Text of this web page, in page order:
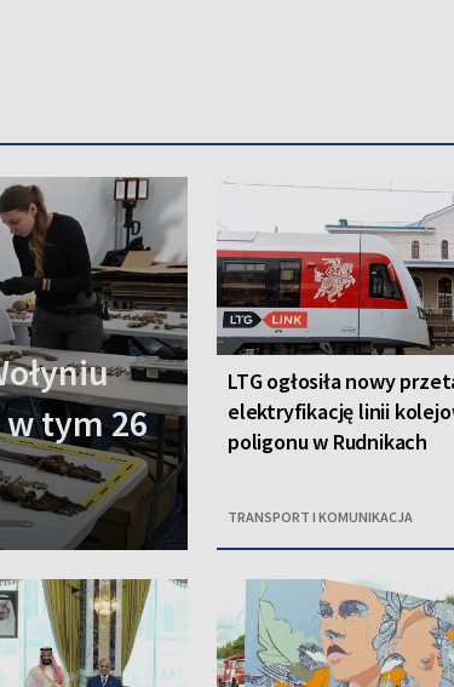
tym 26
LTG ogłosiła nowy
elektryfikację linii
poligonu w Rudnikach
TRANSPORT I KOMUNIKACJA